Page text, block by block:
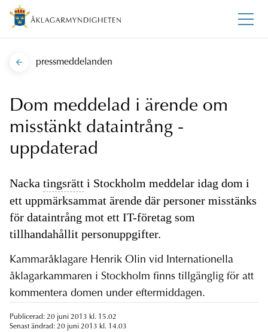
pressmeddelanden
Dom meddelad i ärende om
misstänkt dataintrång -
uppdaterad
Nacka tingsrätt i Stockholm meddelar idag dom i
ett uppmärksammat ärende där personer misstänks
för dataintrång mot ett IT-företag som
tillhandahållit personuppgifter.
Kammaråklagare Henrik Olin vid Internationella
åklagarkammaren i Stockholm finns tillgänglig för att
kommentera domen under eftermiddagen.
Publicerad: 20 juni 2013 kl. 15.02
Senast ändrad: 20 juni 2013 kl. 14.03